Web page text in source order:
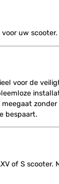
uw scooter.
voor de
bespaart.
of S scooter.